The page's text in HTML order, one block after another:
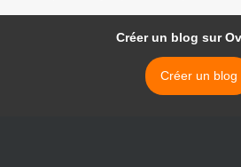
Créer un blog sur
Créer un blog